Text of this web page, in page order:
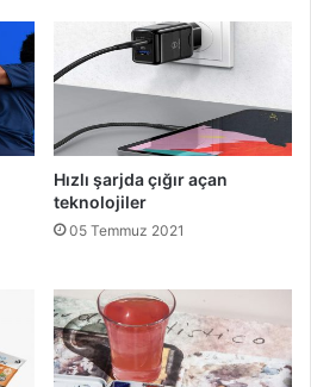
Hızlı şarjda çığır açan
teknolojiler
05 Temmuz 2021